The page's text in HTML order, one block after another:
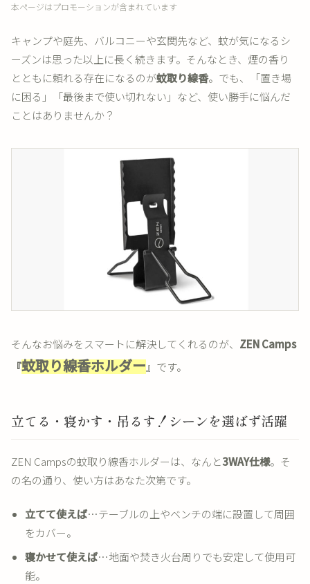
本ページはプロモーションが含まれています
キャンプや庭先、バルコニーや玄関先など、蚊が気になるシ
ーズンは思った以上に長く続きます。そんなとき、煙の香り
とともに頼れる存在になるのが蚊取り線香。でも、「置き場
に困る」「最後まで使い切れない」など、使い勝手に悩んだ
ことはありませんか？
そんなお悩みをスマートに解決してくれるのが、 ZEN Camps
『蚊取り線香ホルダー』です。
立てる・寝かす・吊るす！シーンを選ばず活躍
ZEN Campsの蚊取り線香ホルダーは、なんと3WAY仕様。そ
の名の通り、使い方はあなた次第です。
立てて使えば…テーブルの上やベンチの端に設置して周囲
をカバー。
寝かせて使えば…地面や焚き火台周りでも安定して使用可
能。